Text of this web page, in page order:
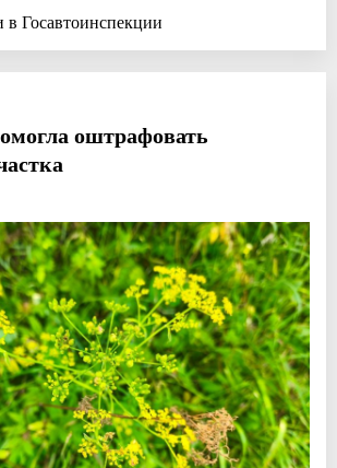
в Госавтоинспекции
оштрафовать